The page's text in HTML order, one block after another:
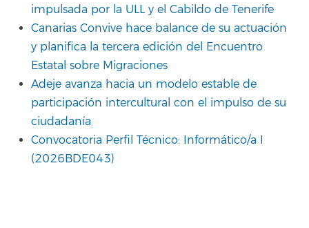
impulsada por la ULL y el Cabildo de Tenerife
Canarias Convive hace balance de su actuación
y planifica la tercera edición del Encuentro
Estatal sobre Migraciones
Adeje avanza hacia un modelo estable de
participación intercultural con el impulso de su
ciudadanía
Convocatoria Perfil Técnico: Informático/a I
(2026BDE043)